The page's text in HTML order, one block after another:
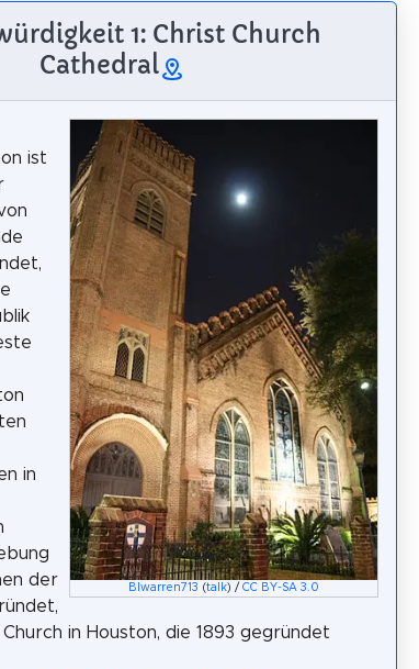
1: Christ Church
Cathedral
Blwarren713 (talk) /CC BY-SA 3.0
ist
in
der
in Houston, die 1893 gegründet